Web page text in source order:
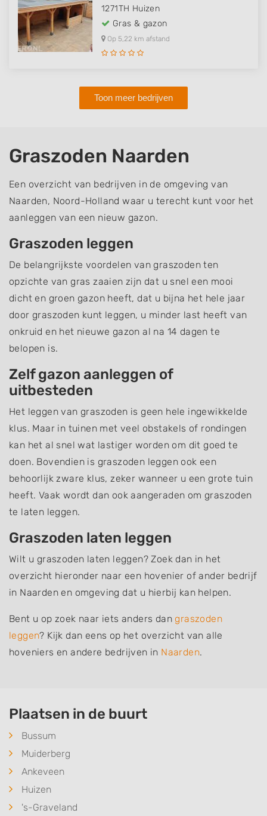
1271TH Huizen
Gras & gazon
Op 5,22 km afstand
Toon meer bedrijven
Graszoden Naarden
Een overzicht van bedrijven in de omgeving van
Naarden, Noord-Holland waar u terecht kunt voor het
aanleggen van een nieuw gazon.
Graszoden leggen
De belangrijkste voordelen van graszoden ten
opzichte van gras zaaien zijn dat u snel een mooi
dicht en groen gazon heeft, dat u bijna het hele jaar
door graszoden kunt leggen, u minder last heeft van
onkruid en het nieuwe gazon al na 14 dagen te
belopen is.
Zelf gazon aanleggen of
uitbesteden
Het leggen van graszoden is geen hele ingewikkelde
klus. Maar in tuinen met veel obstakels of rondingen
kan het al snel wat lastiger worden om dit goed te
doen. Bovendien is graszoden leggen ook een
behoorlijk zware klus, zeker wanneer u een grote tuin
heeft. Vaak wordt dan ook aangeraden om graszoden
te laten leggen.
Graszoden laten leggen
Wilt u graszoden laten leggen? Zoek dan in het
overzicht hieronder naar een hovenier of ander bedrijf
in Naarden en omgeving dat u hierbij kan helpen.
Bent u op zoek naar iets anders dangraszoden
leggen? Kijk dan eens op het overzicht van alle
hoveniers en andere bedrijven in Naarden.
Plaatsen in de buurt
Bussum
Muiderberg
Ankeveen
Huizen
's-Graveland